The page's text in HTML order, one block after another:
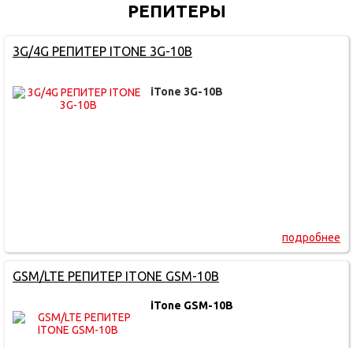
РЕПИТЕРЫ
3G/4G РЕПИТЕР ITONE 3G-10B
iTone 3G-10B
подробнее
GSM/LTE РЕПИТЕР ITONE GSM-10B
iTone GSM-10B